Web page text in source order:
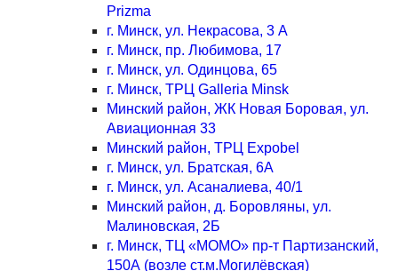
Prizma
г. Минск, ул. Некрасова, 3 А
г. Минск, пр. Любимова, 17
г. Минск, ул. Одинцова, 65
г. Минск, ТРЦ Galleria Minsk
Минский район, ЖК Новая Боровая, ул.
Авиационная 33
Минский район, ТРЦ Expobel
г. Минск, ул. Братская, 6А
г. Минск, ул. Асаналиева, 40/1
Минский район, д. Боровляны, ул.
Малиновская, 2Б
г. Минск, ТЦ «МОМО» пр-т Партизанский,
150А (возле ст.м.Могилёвская)